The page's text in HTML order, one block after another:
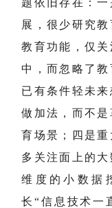
题依旧存在：
展，很少研究
教育功能，仅
中，而忽略了
已有条件轻未
做加法，而不
育场景；四是
多关注面上的
维度的小数据
长“信息技术一